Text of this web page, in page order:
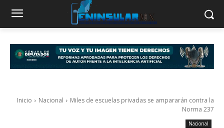
Inicio Nacional
Miles de escuelas privadas se ampararán contra la
Norma 237
Nacional